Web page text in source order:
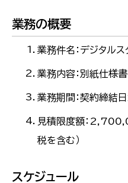
業務の概要
業務件名：デジタル
業務内容：別紙仕様
業務期間：契約締結
見積限度額：
税を含む）
スケジュール